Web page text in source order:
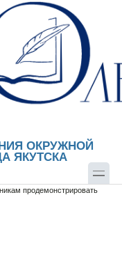
ОКРУЖНОЙ
ЯКУТСКА
продемонстрировать